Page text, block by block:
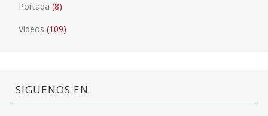
Portada (8)
Vídeos (109)
SIGUENOS EN